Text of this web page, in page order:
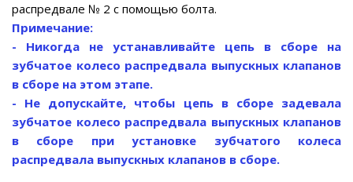
распредвале № 2 с помощью болта.
Примечание:
- Никогда не устанавливайте цепь в сборе на
зубчатое колесо распредвала выпускных клапанов
в сборе на этом этапе.
- Не допускайте, чтобы цепь в сборе задевала
зубчатое колесо распредвала выпускных клапанов
в сборе при установке зубчатого колеса
распредвала выпускных клапанов в сборе.